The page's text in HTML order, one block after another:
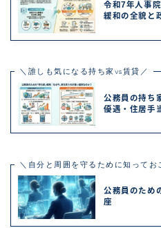
令和7年人事
緩和の全貌と
＼誰しも気になる持ち家vs賃貸／
公務員の持ち
優遇・住居手
＼自分と周囲を守るために知ってお
公務員のため
座